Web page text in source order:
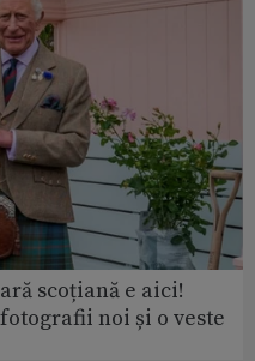
scoțiană e aici!
noi și o veste